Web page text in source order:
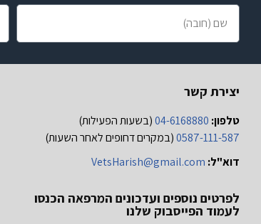
יצירת קשר
טלפון: 04-6168880(בשעות הפעילות)
0587-111-587(במקרים דחופים לאחר השעות)
דוא"ל: VetsHarish@gmail.com
לפרטים נוספים ועדכונים המרפאה הכנסו
לעמוד הפייסבוק שלנו